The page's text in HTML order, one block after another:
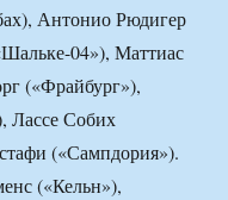
Антонио Рюдигер
04»), Маттиас
(«Фрайбург»),
Лассе Собих
(«Сампдория»).
(«Кельн»),